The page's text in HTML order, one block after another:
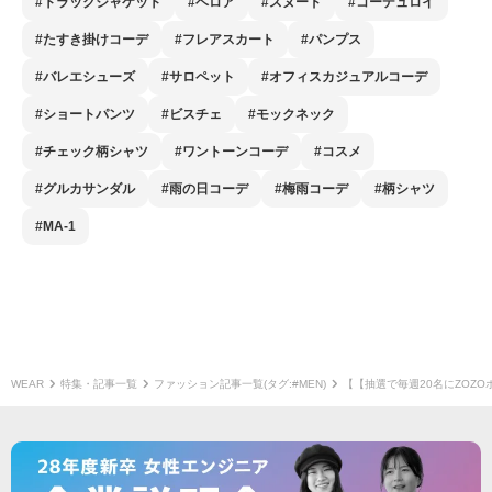
#たすき掛けコーデ #フレアスカート #パンプス
#バレエシューズ #サロペット #オフィスカジュアルコーデ
#ショートパンツ #ビスチェ #モックネック
#チェック柄シャツ #ワントーンコーデ #コスメ
#グルカサンダル #雨の日コーデ #梅雨コーデ #柄シャツ
#MA-1
WEAR 特集・記事一覧 ファッション記事一覧(タグ:#MEN) 【【抽選で毎週20名に